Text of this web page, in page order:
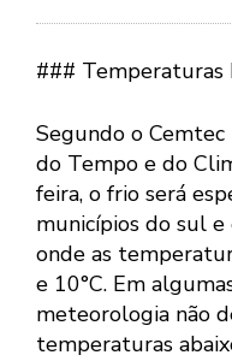
### Temperaturas
Segundo o
do Tempo e do
feira, o frio será
municípios do sul
onde as
e 10°C. Em
meteorologia não
temperaturas